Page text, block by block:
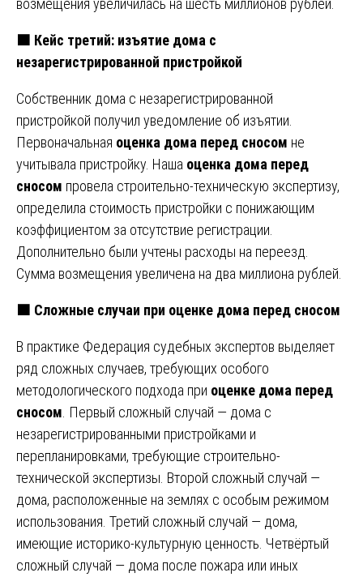
возмещения увеличилась на шесть миллионов рублей.
🟧 Кейс третий: изъятие дома с
незарегистрированной пристройкой
Собственник дома с незарегистрированной
пристройкой получил уведомление об изъятии.
Первоначальная оценка дома перед сносом не
учитывала пристройку. Наша оценка дома перед
сносом провела строительно-техническую экспертизу,
определила стоимость пристройки с понижающим
коэффициентом за отсутствие регистрации.
Дополнительно были учтены расходы на переезд.
Сумма возмещения увеличена на два миллиона рублей.
🟧 Сложные случаи при оценке дома перед сносом
В практике Федерация судебных экспертов выделяет
ряд сложных случаев, требующих особого
методологического подхода при оценке дома перед
сносом . Первый сложный случай — дома с
незарегистрированными пристройками и
перепланировками, требующие строительно-
технической экспертизы. Второй сложный случай —
дома, расположенные на землях с особым режимом
использования. Третий сложный случай — дома,
имеющие историко-культурную ценность. Четвёртый
сложный случай — дома после пожара или иных